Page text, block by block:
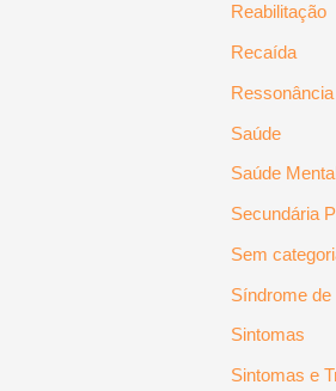
Reabilitação
Recaída
Saúde
Saúde
Secundária
Sem
Síndrome de
Sintomas
Sintomas e